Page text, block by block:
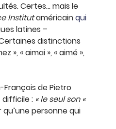
Certes… mais le
Institutaméricainqui
latines –
distinctions
« aimai », « aimé »,
François de Pietro
: « le seul son «
personne qui